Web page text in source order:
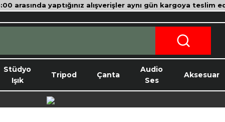
arasında yaptığınız alışverişler aynı gün kargoya teslim
Stüdyo
Işık
Tripod Çanta
Audio
Ses
Aksesuar